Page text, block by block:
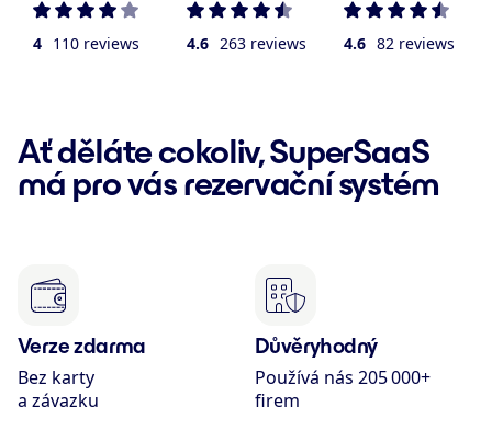
4 110 reviews 4.6 263 reviews 4.6 82 reviews
Ať děláte cokoliv, SuperSaaS
má pro vás rezervační systém
Verze zdarma
Bez karty
a závazku
Důvěryhodný
Používá nás 205 000+
firem